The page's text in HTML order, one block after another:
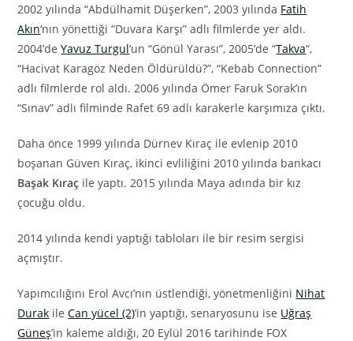
2002 yılında “Abdülhamit Düşerken”, 2003 yılında Fatih
Akın‘nın yönettiği “Duvara Karşı” adlı filmlerde yer aldı.
2004’deYavuz Turgul‘un “Gönül Yarası”, 2005’de “Takva“,
“Hacivat Karagöz Neden Öldürüldü?”, “Kebab Connection”
adlı filmlerde rol aldı. 2006 yılında Ömer Faruk Sorak’ın
“Sınav” adlı filminde Rafet 69 adlı karakerle karşımıza çıktı.
Daha önce 1999 yılında Dürnev Kıraç ile evlenip 2010
boşanan Güven Kıraç, ikinci evliliğini 2010 yılında bankacı
Başak Kıraç ile yaptı. 2015 yılında Maya adında bir kız
çocuğu oldu.
2014 yılında kendi yaptığı tabloları ile bir resim sergisi
açmıştır.
Yapımcılığını Erol Avcı’nın üstlendiği, yönetmenliğini Nihat
Durak ileCan yücel (2)’in yaptığı, senaryosunu ise Uğraş
Güneş’in kaleme aldığı, 20 Eylül 2016 tarihinde FOX